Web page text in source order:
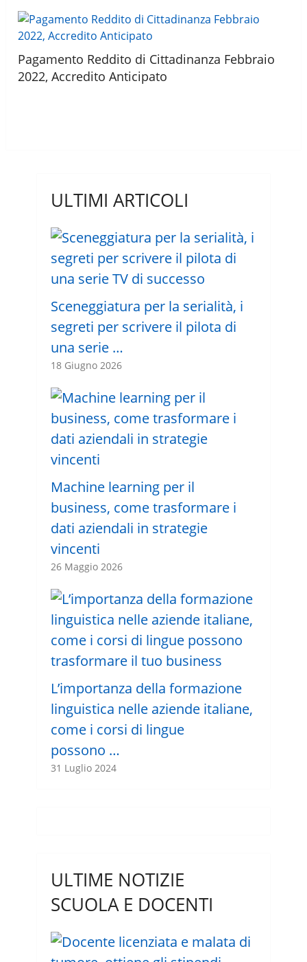
Pagamento Reddito di Cittadinanza Febbraio
2022, Accredito Anticipato
ULTIMI ARTICOLI
Sceneggiatura per la serialità, i
segreti per scrivere il pilota di
una serie …
18 Giugno 2026
Machine learning per il
business, come trasformare i
dati aziendali in strategie
vincenti
26 Maggio 2026
L’importanza della formazione
linguistica nelle aziende italiane,
come i corsi di lingue
possono …
31 Luglio 2024
ULTIME NOTIZIE
SCUOLA E DOCENTI